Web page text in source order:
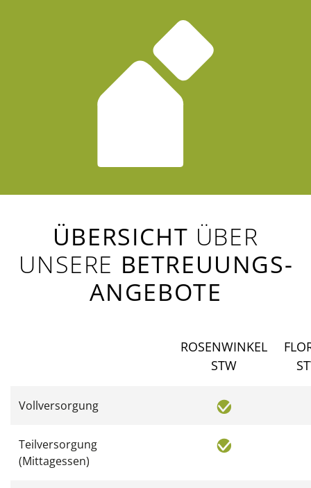
ÜBERSICHT ÜBER
UNSERE BETREUUNGS­
ANGEBOTE
ROSENWINKEL
STW
Vollversorgung
Teilversorgung
(Mittagessen)